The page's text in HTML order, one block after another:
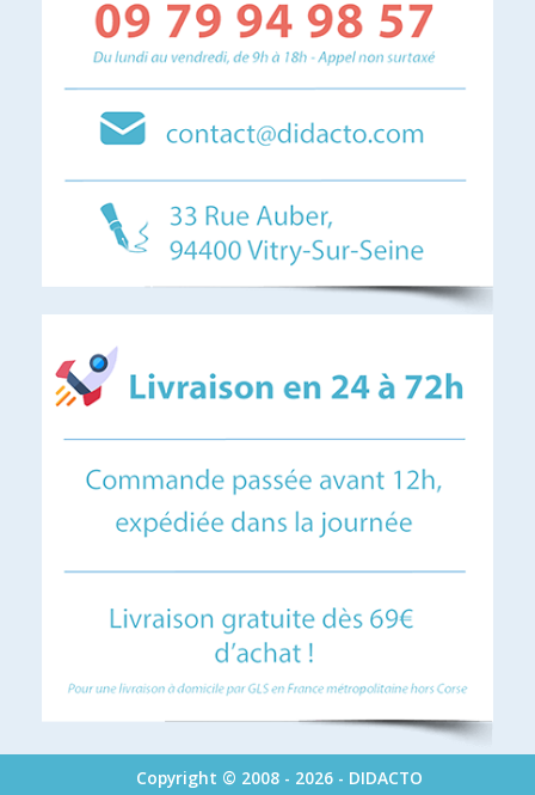
Copyright © 2008 - 2026 - DIDACTO